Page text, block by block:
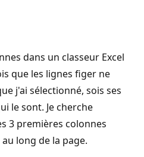
dans un classeur Excel
que les lignes figer ne
j'ai sélectionné, sois ses
le sont. Je cherche
3 premières colonnes
long de la page.